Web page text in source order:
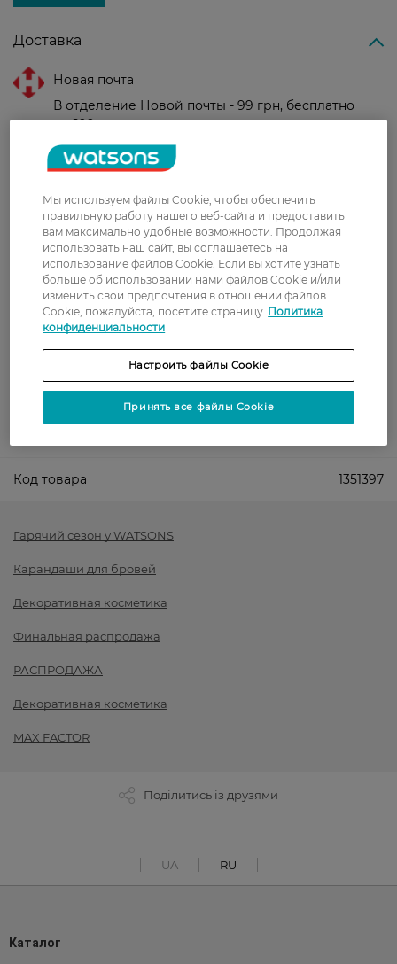
Доставка
Новая почта
В отделение Новой почты - 99 грн, бесплатно
от 699 грн
Укрпочта
доставка от – 599 грн
Забрать сегодня в магазине Watsons
Стоимость доставки – 0 грн
Показать больше
Оплата
Код товара 1351397
Гарячий сезон у WATSONS
Карандаши для бровей
Декоративная косметика
Финальная распродажа
РАСПРОДАЖА
Декоративная косметика
MAX FACTOR
Поділитись із друзями
UA RU
Каталог
Мы используем файлы Cookie, чтобы обеспечить
правильную работу нашего веб-сайта и предоставить
вам максимально удобные возможности. Продолжая
использовать наш сайт, вы соглашаетесь на
использование файлов Cookie. Если вы хотите узнать
больше об использовании нами файлов Cookie и/или
изменить свои предпочтения в отношении файлов
Cookie, пожалуйста, посетите страницу Политика
конфиденциальности
Настроить файлы Cookie
Принять все файлы Cookie